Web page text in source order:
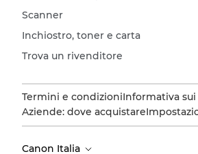
Scanner
Inchiostro, toner e carta
Trova un rivenditore
Termini e condizioniInformativa
Aziende: dove acquistare
Canon Italia